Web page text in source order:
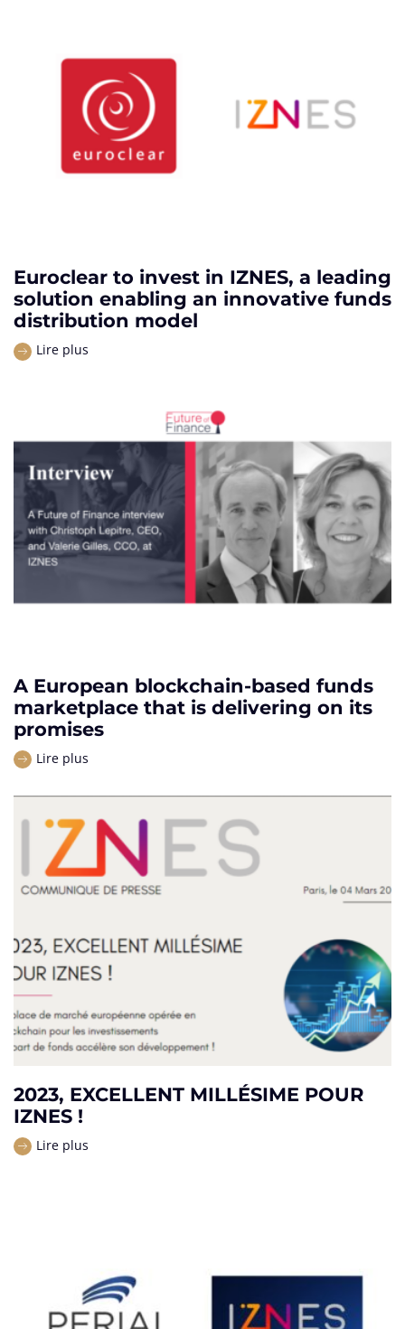
Euroclear to invest in IZNES, a leading
solution enabling an innovative funds
distribution model
Lire plus
A European blockchain-based funds
marketplace that is delivering on its
promises
Lire plus
2023, EXCELLENT MILLÉSIME POUR
IZNES !
Lire plus